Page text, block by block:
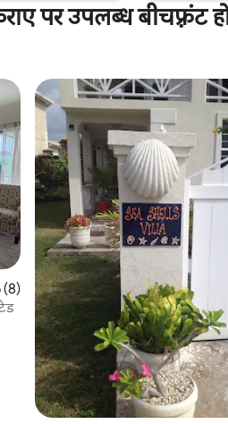
पर उपलब्ध बीचफ़्रंट
रेटिंग 5 में से 5, 8 समीक्षाएँ
(8)